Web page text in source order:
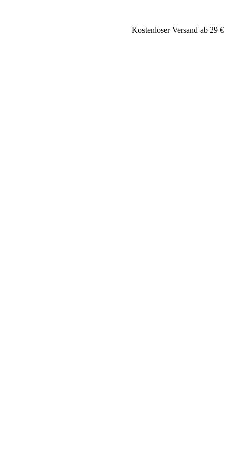
Kostenloser Versand ab 29 €